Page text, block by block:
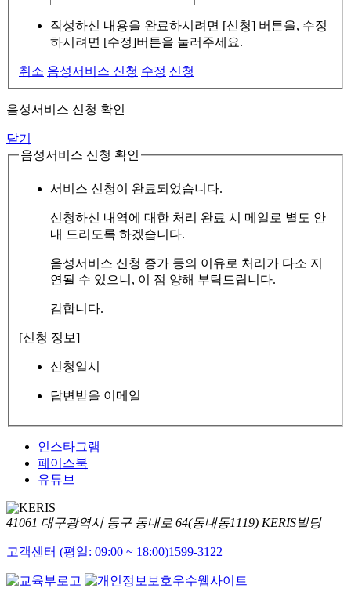
작성하신 내용을 완료하시려면 [신청] 버튼을, 수정
하시려면 [수정]버튼을 눌러주세요.
취소 음성서비스 신청 수정 신청
음성서비스 신청 확인
닫기
음성서비스 신청 확인
서비스 신청이 완료되었습니다.
신청하신 내역에 대한 처리 완료 시 메일로 별도 안
내 드리도록 하겠습니다.
음성서비스 신청 증가 등의 이유로 처리가 다소 지
연될 수 있으니, 이 점 양해 부탁드립니다.
감합니다.
[신청 정보]
신청일시
답변받을 이메일
인스타그램
페이스북
유튜브
41061 대구광역시 동구 동내로 64(동내동1119) KERIS빌딩
고객센터 (평일: 09:00 ~ 18:00)1599-3122